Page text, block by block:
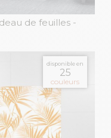
de feuilles -
disponible en
25
couleurs